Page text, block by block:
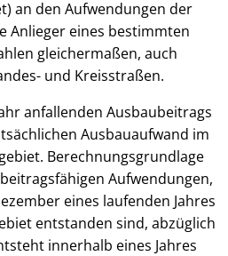
an den Aufwendungen der
Anlieger eines bestimmten
gleichermaßen, auch
und Kreisstraßen.
anfallenden Ausbaubeitrags
Ausbauaufwand im
Berechnungsgrundlage
Aufwendungen,
eines laufenden Jahres
entstanden sind, abzüglich
innerhalb eines Jahres